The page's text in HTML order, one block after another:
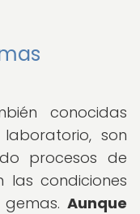
conocidas
son
procesos de
las condiciones
Aunque